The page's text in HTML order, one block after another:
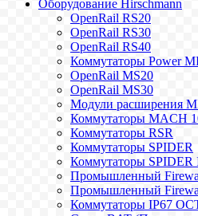
Оборудование Hirschmann
OpenRail RS20
OpenRail RS30
OpenRail RS40
Коммутаторы Power
OpenRail MS20
OpenRail MS30
Модули расширения
Коммутаторы MACH
Коммутаторы RSR
Коммутаторы SPIDER
Коммутаторы SPIDER
Промышленный
Промышленный
Коммутаторы IP67